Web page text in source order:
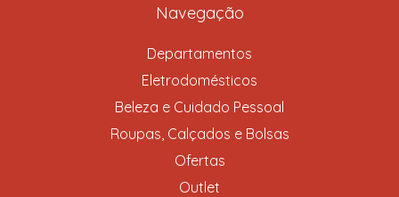
Navegação
Departamentos
Eletrodomésticos
Beleza e Cuidado Pessoal
Roupas, Calçados e Bolsas
Ofertas
Outlet